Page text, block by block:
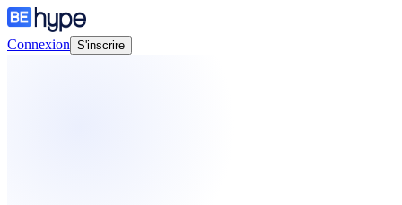
Connexion S'inscrire